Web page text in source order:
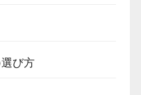
び方